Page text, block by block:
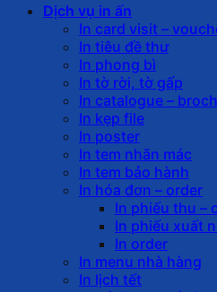
Dịch vụ in ấn
In card visit –
In tiêu đề thư
In phong bì
In tờ rời, tờ gấp
In catalogue –
In kẹp file
In poster
In tem nhãn mác
In tem bảo hành
In hóa đơn – order
In phiếu thu –
In phiếu xuất
In order
In menu nhà hàng
In lịch tết